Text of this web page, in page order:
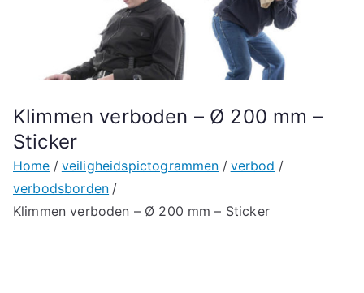
Klimmen verboden – Ø 200 mm –
Sticker
Home veiligheidspictogrammen
verbod
verbodsborden
Klimmen verboden – Ø 200 mm – Sticker